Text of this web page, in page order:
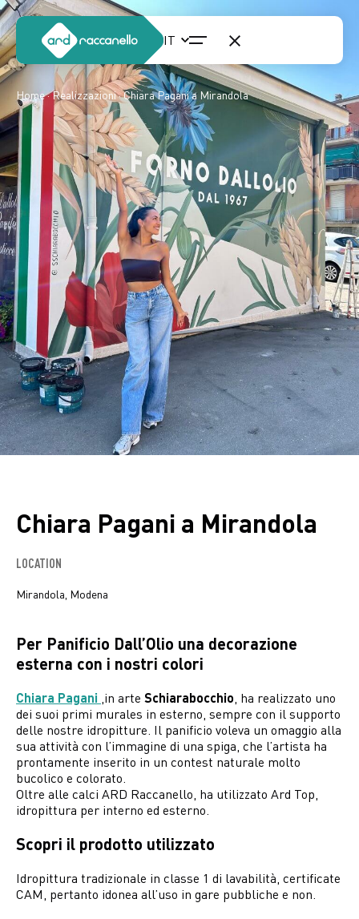
Home·Realizzazioni· Chiara Pagani a Mirandola
Chiara Pagani a Mirandola
LOCATION
Mirandola, Modena
Per Panificio Dall’Olio una decorazione
esterna con i nostri colori
Chiara Pagani ,in arte Schiarabocchio , ha realizzato uno
dei suoi primi murales in esterno, sempre con il supporto
delle nostre idropitture. Il panificio voleva un omaggio alla
sua attività con l’immagine di una spiga, che l’artista ha
prontamente inserito in un contest naturale molto
bucolico e colorato.
Oltre alle calci ARD Raccanello, ha utilizzato Ard Top,
idropittura per interno ed esterno.
Scopri il prodotto utilizzato
Idropittura tradizionale in classe 1 di lavabilità, certificate
CAM, pertanto idonea all’uso in gare pubbliche e non.